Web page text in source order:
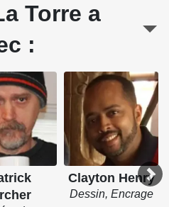
Torre a
:
Clayton Henry
Dessin, Encrage